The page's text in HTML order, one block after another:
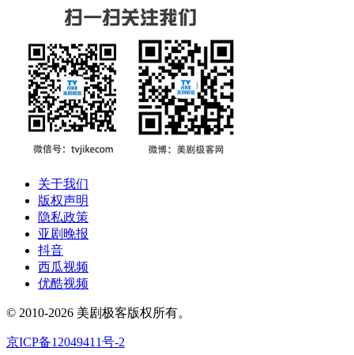
关于我们
版权声明
隐私政策
亚剧晚报
抖音
西瓜视频
优酷视频
© 2010-2026 美剧极客版权所有。
京ICP备12049411号-2